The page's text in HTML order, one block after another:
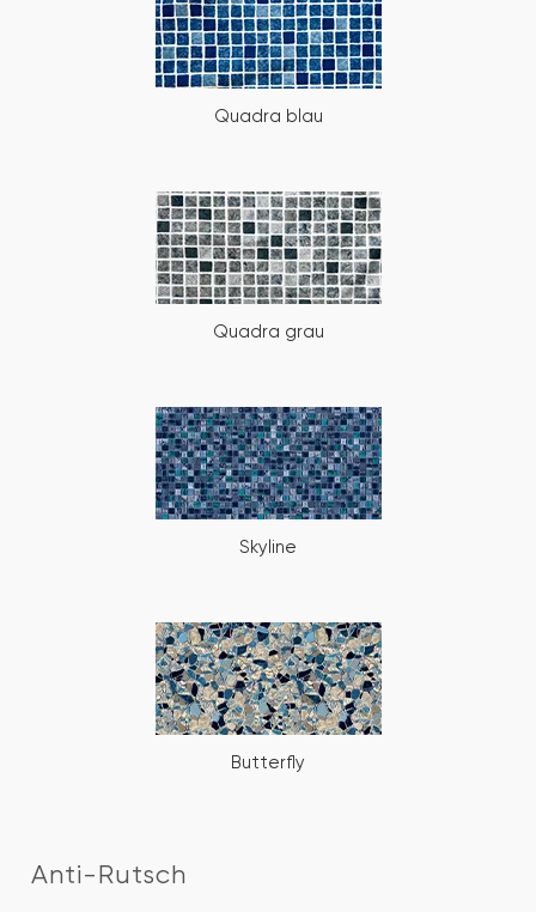
Quadra blau
Quadra grau
Skyline
Butterfly
Anti-Rutsch